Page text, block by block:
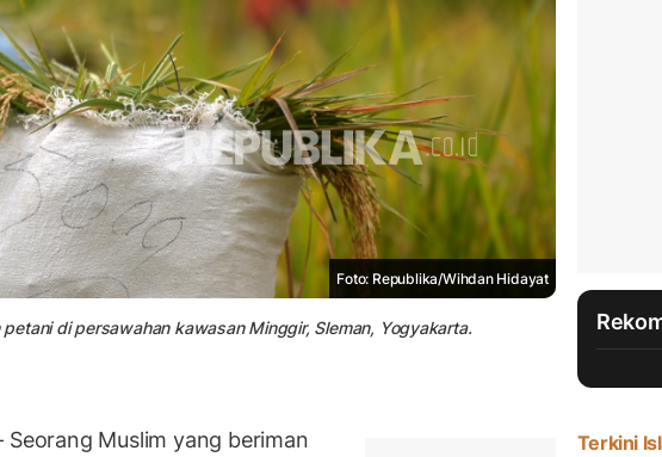
Foto: Republika/Wihdan Hidayat
di persawahan kawasan Minggir, Sleman, Yogyakarta.
Seorang Muslim yang beriman
Terkini